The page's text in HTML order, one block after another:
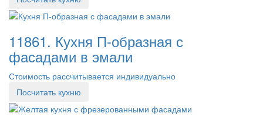
11861. Кухня П-образная с
фасадами в эмали
Стоимость рассчитывается индивидуально
Посчитать кухню